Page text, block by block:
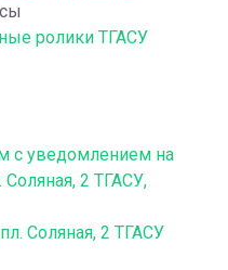
ролики ТГАСУ
с уведомлением на
Соляная, 2 ТГАСУ,
Соляная, 2 ТГАСУ